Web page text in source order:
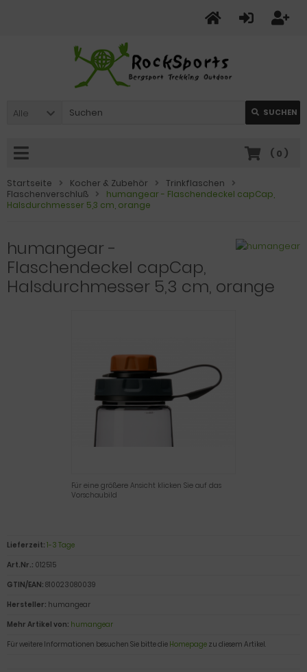
Alle SUCHEN
( 0 )
Startseite Kocher & Zubehör
Trinkflaschen
Flaschenverschluß
humangear - Flaschendeckel capCap,
Halsdurchmesser 5,3 cm, orange
humangear -
Flaschendeckel capCap,
Halsdurchmesser 5,3 cm, orange
Für eine größere Ansicht klicken Sie auf das
Vorschaubild
Lieferzeit: 1-3 Tage
Art.Nr.: 012515
GTIN/EAN: 810023080039
Hersteller: humangear
Mehr Artikel von: humangear
Für weitere Informationen besuchen Sie bitte die Homepage zu diesem Artikel.